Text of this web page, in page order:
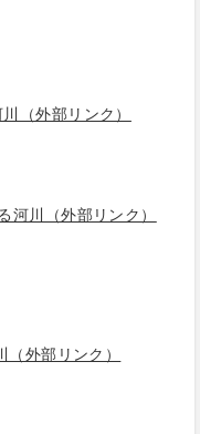
（外部リンク）
河川（外部リンク）
外部リンク）